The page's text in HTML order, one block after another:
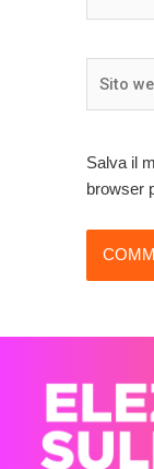
Salva il
browser